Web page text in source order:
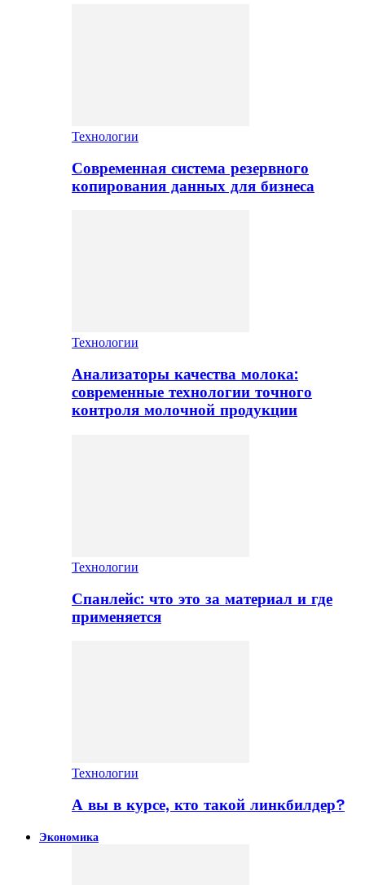
Технологии
Современная система резервного
копирования данных для бизнеса
Технологии
Анализаторы качества молока:
современные технологии точного
контроля молочной продукции
Технологии
Спанлейс: что это за материал и где
применяется
Технологии
А вы в курсе, кто такой линкбилдер?
Экономика